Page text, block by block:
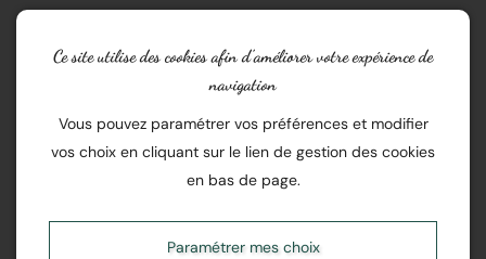
Ce site utilise des cookies afin d’améliorer votre expérience de
navigation
Vous pouvez paramétrer vos préférences et modifier
vos choix en cliquant sur le lien de gestion des cookies
en bas de page.
Paramétrer mes choix